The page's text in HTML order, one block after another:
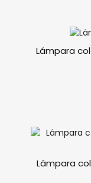
Lámpara
Lámpara